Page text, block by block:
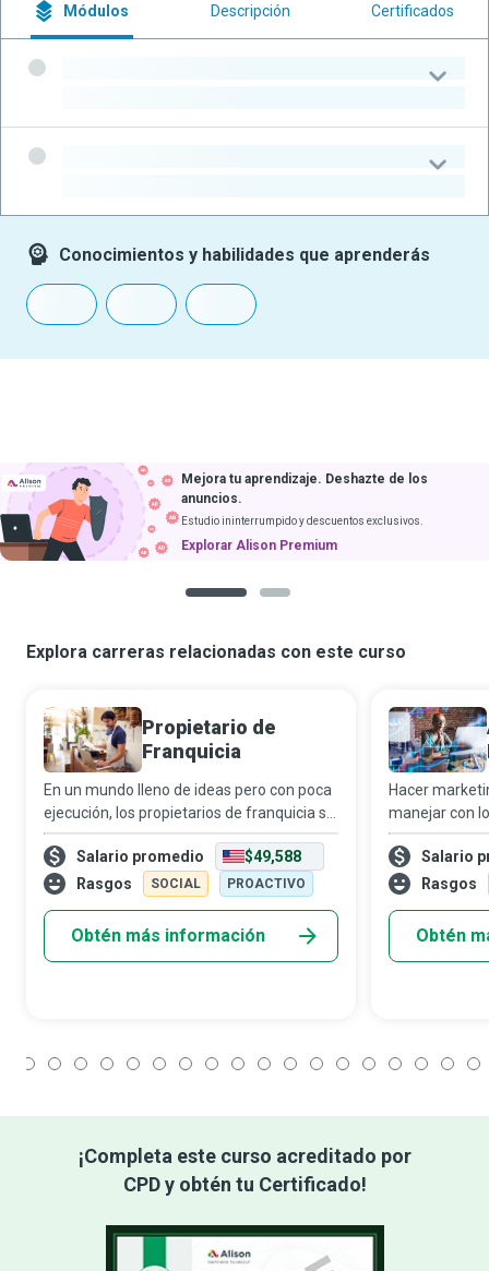
Módulos Descripción Certificados
Conocimientos y habilidades que aprenderás
Mejora tu aprendizaje. Deshazte de los
anuncios.
Estudio ininterrumpido y descuentos exclusivos.
Explorar Alison Premium
Explora carreras relacionadas con este curso
Propietario de
Franquicia
En un mundo lleno de ideas pero con poca
ejecución, los propietarios de franquicia se
adelantan en el mundo de los negocios al
comprar una unidad de una marca ya
establecida y convertirla en un empren
Salario promedio
$49,588
Rasgos
SOCIAL PROACTIVO
Obtén más información
Hacer
manejar con
Analistas de
utilizan datos
del mercado y
Salario
Rasgos
Obtén
¡Completa este curso acreditado por
CPD y obtén tu Certificado!